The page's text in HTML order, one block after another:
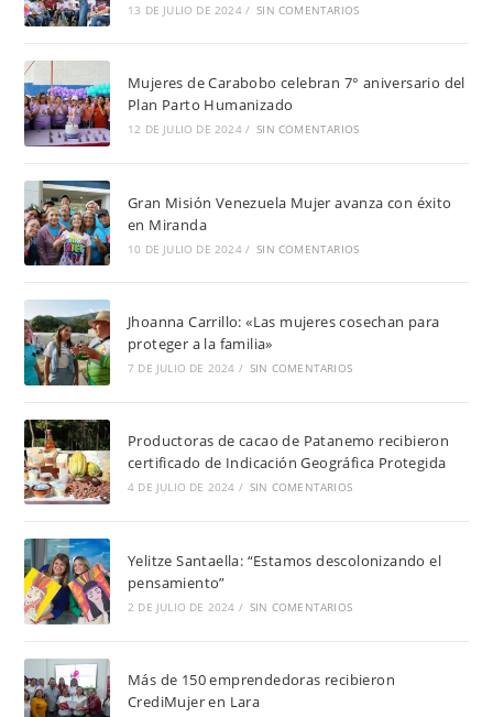
13 DE JULIO DE 2024 / SIN COMENTARIOS
Mujeres de Carabobo celebran 7° aniversario del
Plan Parto Humanizado
12 DE JULIO DE 2024 / SIN COMENTARIOS
Gran Misión Venezuela Mujer avanza con éxito
en Miranda
10 DE JULIO DE 2024 / SIN COMENTARIOS
Jhoanna Carrillo: «Las mujeres cosechan para
proteger a la familia»
7 DE JULIO DE 2024 / SIN COMENTARIOS
Productoras de cacao de Patanemo recibieron
certificado de Indicación Geográfica Protegida
4 DE JULIO DE 2024 / SIN COMENTARIOS
Yelitze Santaella: “Estamos descolonizando el
pensamiento”
2 DE JULIO DE 2024 / SIN COMENTARIOS
Más de 150 emprendedoras recibieron
CrediMujer en Lara